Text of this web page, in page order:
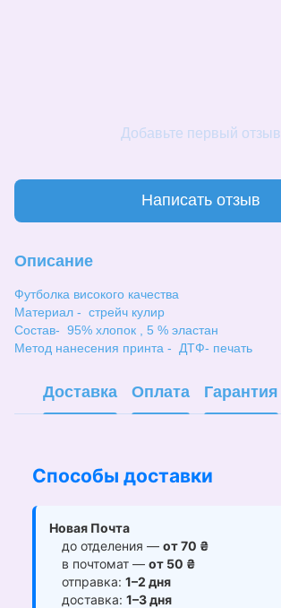
Добавьте первый отзыв
Написать отзыв
Описание
Футболка високого качества
Материал - стрейч кулир
Состав- 95% хлопок , 5 % эластан
Метод нанесения принта - ДТФ- печать
Доставка Оплата Гарантия
Способы доставки
Новая Почта
до отделения — от 70 ₴
в почтомат — от 50 ₴
отправка: 1–2 дня
доставка: 1–3 дня